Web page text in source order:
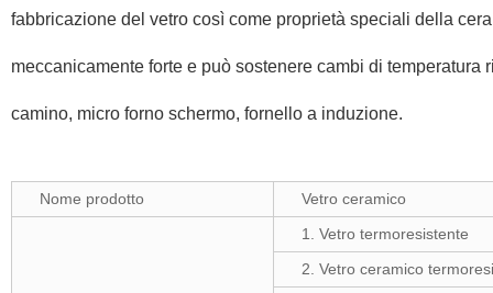
fabbricazione del vetro così come proprietà speciali della
meccanicamente forte e può sostenere cambi di
camino, micro forno schermo, fornello a induzione.
Nome prodotto Vetro ceramico
1. Vetro termoresistente
2. Vetro ceramico